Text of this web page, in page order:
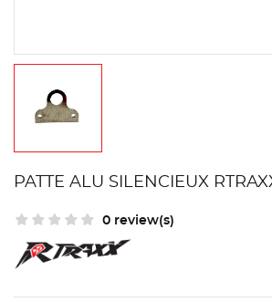
PATTE ALU SILENCIEUX
0 review(s)